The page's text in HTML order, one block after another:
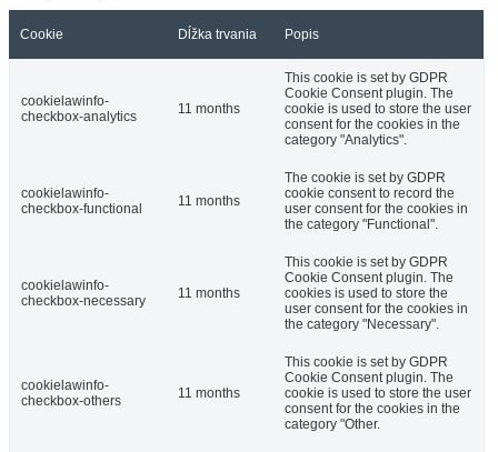
Cookie Dĺžka trvania Popis
cookielawinfo-
checkbox-analytics
11 months
This cookie is set by GDPR
Cookie Consent plugin. The
cookie is used to store the user
consent for the cookies in the
category "Analytics".
cookielawinfo-
checkbox-functional
11 months
The cookie is set by GDPR
cookie consent to record the
user consent for the cookies in
the category "Functional".
cookielawinfo-
checkbox-necessary
11 months
This cookie is set by GDPR
Cookie Consent plugin. The
cookies is used to store the
user consent for the cookies in
the category "Necessary".
cookielawinfo-
checkbox-others
11 months
This cookie is set by GDPR
Cookie Consent plugin. The
cookie is used to store the user
consent for the cookies in the
category "Other.